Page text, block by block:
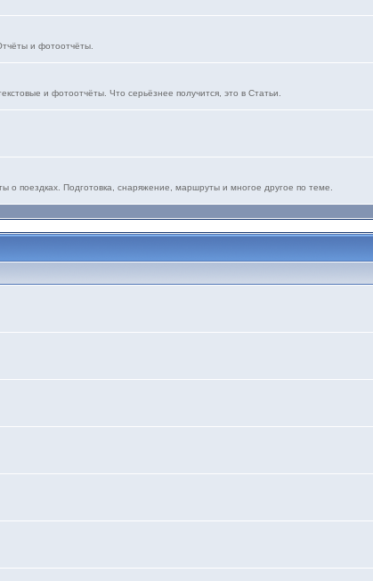
и фотоотчёты.
и фотоотчёты. Что серьёзнее получится, это в Статьи.
поездках. Подготовка, снаряжение, маршруты и многое другое по теме.